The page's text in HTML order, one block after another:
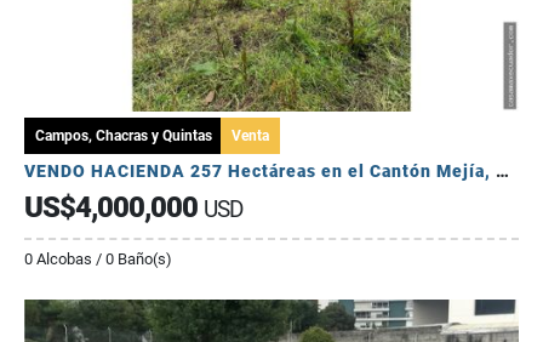
Campos, Chacras y Quintas Venta
VENDO HACIENDA 257 Hectáreas en el Cantón Mejía, Sector Tambillo
US$4,000,000 USD
0 Alcobas / 0 Baño(s)